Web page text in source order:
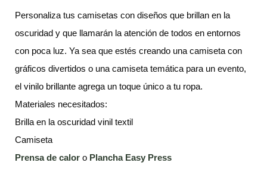
Personaliza tus camisetas con diseños que brillan en la
oscuridad y que llamarán la atención de todos en entornos
con poca luz. Ya sea que estés creando una camiseta con
gráficos divertidos o una camiseta temática para un evento,
el vinilo brillante agrega un toque único a tu ropa.
Materiales necesitados:
Brilla en la oscuridad vinil textil
Camiseta
Prensa de calor o Plancha Easy Press